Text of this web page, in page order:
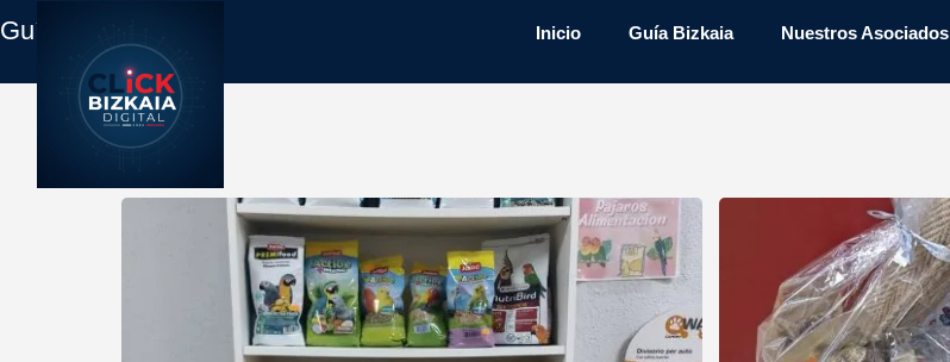
Guía Empresas Inicio Guía Bizkaia Nuestros Asociados